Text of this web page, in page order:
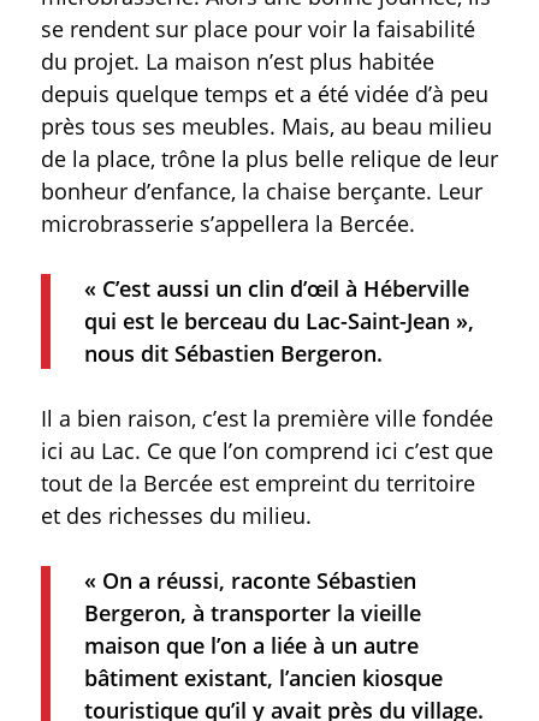
se rendent sur place pour voir la faisabilité
du projet. La maison n’est plus habitée
depuis quelque temps et a été vidée d’à peu
près tous ses meubles. Mais, au beau milieu
de la place, trône la plus belle relique de leur
bonheur d’enfance, la chaise berçante. Leur
microbrasserie s’appellera la Bercée.
« C’est aussi un clin d’œil à Héberville
qui est le berceau du Lac-Saint-Jean »,
nous dit Sébastien Bergeron.
Il a bien raison, c’est la première ville fondée
ici au Lac. Ce que l’on comprend ici c’est que
tout de la Bercée est empreint du territoire
et des richesses du milieu.
« On a réussi, raconte Sébastien
Bergeron, à transporter la vieille
maison que l’on a liée à un autre
bâtiment existant, l’ancien kiosque
touristique qu’il y avait près du village.